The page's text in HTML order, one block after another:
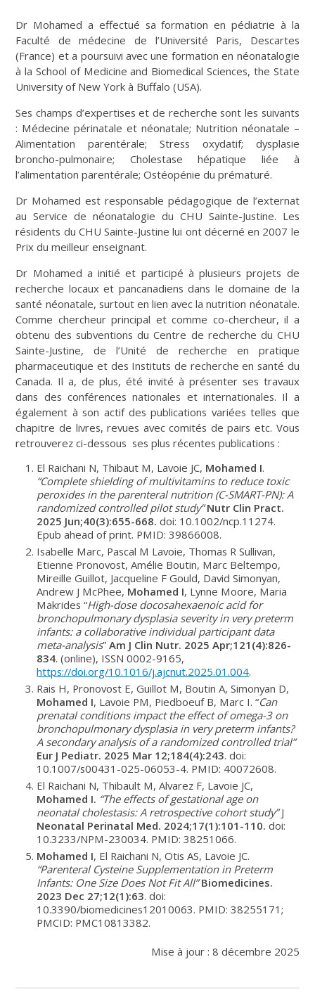
Dr Mohamed a effectué sa formation en pédiatrie à la
Faculté de médecine de l’Université Paris, Descartes
(France) et a poursuivi avec une formation en néonatalogie
à la School of Medicine and Biomedical Sciences, the State
University of New York à Buffalo (USA).
Ses champs d’expertises et de recherche sont les suivants
: Médecine périnatale et néonatale; Nutrition néonatale –
Alimentation parentérale; Stress oxydatif; dysplasie
broncho-pulmonaire; Cholestase hépatique liée à
l’alimentation parentérale; Ostéopénie du prématuré.
Dr Mohamed est responsable pédagogique de l’externat
au Service de néonatalogie du CHU Sainte-Justine. Les
résidents du CHU Sainte-Justine lui ont décerné en 2007 le
Prix du meilleur enseignant.
Dr Mohamed a initié et participé à plusieurs projets de
recherche locaux et pancanadiens dans le domaine de la
santé néonatale, surtout en lien avec la nutrition néonatale.
Comme chercheur principal et comme co-chercheur, il a
obtenu des subventions du Centre de recherche du CHU
Sainte-Justine, de l’Unité de recherche en pratique
pharmaceutique et des Instituts de recherche en santé du
Canada. Il a, de plus, été invité à présenter ses travaux
dans des conférences nationales et internationales. Il a
également à son actif des publications variées telles que
chapitre de livres, revues avec comités de pairs etc. Vous
retrouverez ci-dessous ses plus récentes publications :
El Raichani N, Thibaut M, Lavoie JC, Mohamed I.
“Complete shielding of multivitamins to reduce toxic
peroxides in the parenteral nutrition (C-SMART-PN): A
randomized controlled pilot study” Nutr Clin Pract.
2025 Jun;40(3):655-668.doi: 10.1002/ncp.11274.
Epub ahead of print. PMID: 39866008.
Isabelle Marc, Pascal M Lavoie, Thomas R Sullivan,
Etienne Pronovost, Amélie Boutin, Marc Beltempo,
Mireille Guillot, Jacqueline F Gould, David Simonyan,
Andrew J McPhee, Mohamed I, Lynne Moore, Maria
Makrides “High-dose docosahexaenoic acid for
bronchopulmonary dysplasia severity in very preterm
infants: a collaborative individual participant data
meta-analysis”Am J Clin Nutr. 2025 Apr;121(4):826-
834. (online), ISSN 0002-9165,
https://doi.org/10.1016/j.ajcnut.2025.01.004.
Rais H, Pronovost E, Guillot M, Boutin A, Simonyan D,
Mohamed I, Lavoie PM, Piedboeuf B, Marc I. “Can
prenatal conditions impact the effect of omega-3 on
bronchopulmonary dysplasia in very preterm infants?
A secondary analysis of a randomized controlled trial”
Eur J Pediatr. 2025 Mar 12;184(4):243. doi:
10.1007/s00431-025-06053-4. PMID: 40072608.
El Raichani N, Thibault M, Alvarez F, Lavoie JC,
Mohamed I. “The effects of gestational age on
neonatal cholestasis: A retrospective cohort study”J
Neonatal Perinatal Med. 2024;17(1):101-110. doi:
10.3233/NPM-230034. PMID: 38251066.
Mohamed I, El Raichani N, Otis AS, Lavoie JC.
“Parenteral Cysteine Supplementation in Preterm
Infants: One Size Does Not Fit All” Biomedicines.
2023 Dec 27;12(1):63. doi:
10.3390/biomedicines12010063. PMID: 38255171;
PMCID: PMC10813382.
Mise à jour : 8 décembre 2025